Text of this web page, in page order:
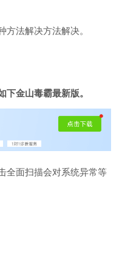
方法解决方法解决。
下金山毒霸最新版。
全面扫描会对系统异常等